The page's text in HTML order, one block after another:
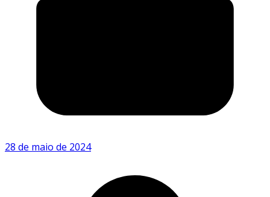
28 de maio de 2024